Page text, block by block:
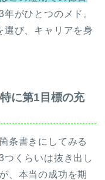
年がひとつのメド。
選び、キャリアを身
に第1目標の充
条書きにしてみる
つくらいは抜き出し
、本当の成功を期